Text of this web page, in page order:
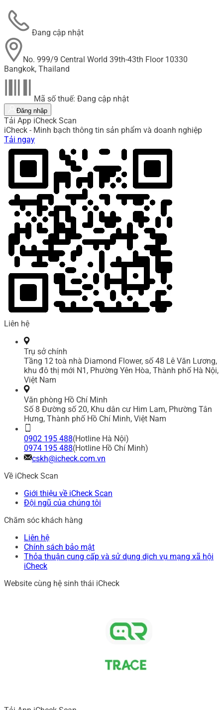
Đang cập nhật
No. 999/9 Central World 39th-43th Floor 10330
Bangkok, Thailand
Mã số thuế: Đang cập nhật
Đăng nhập
Tải App iCheck Scan
iCheck - Minh bạch thông tin sản phẩm và doanh nghiệp
Tải ngay
Liên hệ
Trụ sở chính
Tầng 12 toà nhà Diamond Flower, số 48 Lê Văn Lương,
khu đô thị mới N1, Phường Yên Hòa, Thành phố Hà Nội,
Việt Nam
Văn phòng Hồ Chí Minh
Số 8 Đường số 20, Khu dân cư Him Lam, Phường Tân
Hưng, Thành phố Hồ Chí Minh, Việt Nam
0902 195 488(Hotline Hà Nội)
0974 195 488(Hotline Hồ Chí Minh)
cskh@icheck.com.vn
Về iCheck Scan
Giới thiệu về iCheck Scan
Đội ngũ của chúng tôi
Chăm sóc khách hàng
Liên hệ
Chính sách bảo mật
Thỏa thuận cung cấp và sử dụng dịch vụ mạng xã hội
iCheck
Website cùng hệ sinh thái iCheck